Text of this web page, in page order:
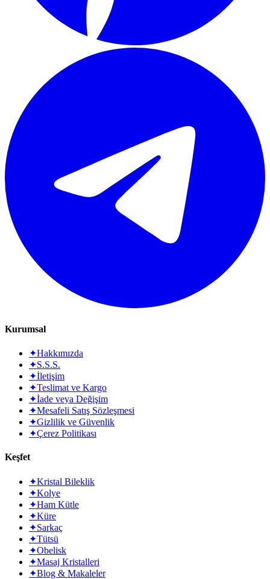
Kurumsal
✦Hakkımızda
✦S.S.S.
✦İletişim
✦Teslimat ve Kargo
✦İade veya Değişim
✦Mesafeli Satış Sözleşmesi
✦Gizlilik ve Güvenlik
✦Çerez Politikası
Keşfet
✦Kristal Bileklik
✦Kolye
✦Ham Kütle
✦Küre
✦Sarkaç
✦Tütsü
✦Obelisk
✦Masaj Kristalleri
✦Blog & Makaleler